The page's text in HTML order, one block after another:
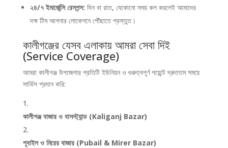
২৪/৭ ইমার্জেন্সি রেসপন্স: দিন বা রাত, যেকোনো সময় কল করলেই আমাদের
দক্ষ টিম আপনার লোকেশনে পৌঁছাতে প্রস্তুত।
কালীগঞ্জের যেসব এলাকায় আমরা সেবা দিই
(Service Coverage)
আমরা কালীগঞ্জ উপজেলার প্রতিটি ইউনিয়ন ও গুরুত্বপূর্ণ পয়েন্টে দ্রুততম সময়ে
সার্ভিস প্রদান করি:
কালীগঞ্জ বাজার ও বাসস্ট্যান্ড (Kaliganj Bazar)
পূবাইল ও মিরের বাজার (Pubail & Mirer Bazar)